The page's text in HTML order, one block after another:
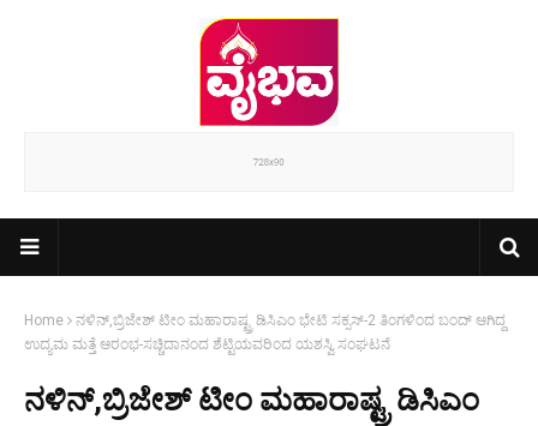
Home
ನಳಿನ್,ಬ್ರಿಜೇಶ್ ಟೀಂ ಮಹಾರಾಷ್ಟ್ರ ಡಿಸಿಎಂ ಭೇಟಿ ಸಕ್ಸಸ್-2 ತಿಂಗಳಿಂದ ಬಂದ್ ಆಗಿದ್ದ
ಉದ್ಯಮ ಮತ್ತೆ ಆರಂಭ-ಸಚ್ಚಿದಾನಂದ ಶೆಟ್ಟಿಯವರಿಂದ ಯಶಸ್ವಿ ಸಂಘಟನೆ
ನಳಿನ್,ಬ್ರಿಜೇಶ್ ಟೀಂ ಮಹಾರಾಷ್ಟ್ರ ಡಿಸಿಎಂ